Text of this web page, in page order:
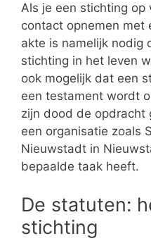
Als je een stichting op
contact opnemen met
akte is namelijk nodig
stichting in het leven
ook mogelijk dat een
een testament wordt
zijn dood de opdracht
een organisatie zoals
Nieuwstadt in
bepaalde taak heeft.
De statuten:
stichting